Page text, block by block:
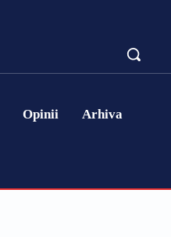
Opinii Arhiva